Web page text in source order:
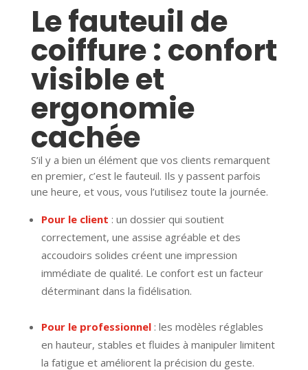
Le fauteuil de
coiffure : confort
visible et
ergonomie
cachée
S’il y a bien un élément que vos clients remarquent
en premier, c’est le fauteuil. Ils y passent parfois
une heure, et vous, vous l’utilisez toute la journée.
Pour le client : un dossier qui soutient
correctement, une assise agréable et des
accoudoirs solides créent une impression
immédiate de qualité. Le confort est un facteur
déterminant dans la fidélisation.
Pour le professionnel: les modèles réglables
en hauteur, stables et fluides à manipuler limitent
la fatigue et améliorent la précision du geste.